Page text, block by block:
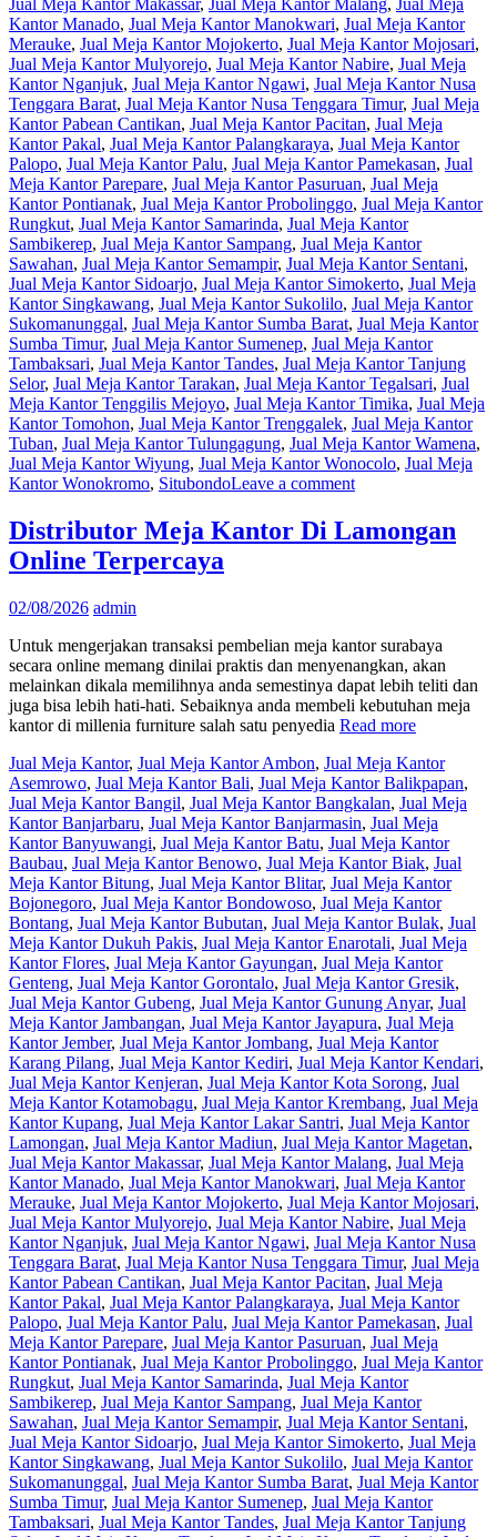
Jual Meja Kantor Makassar, Jual Meja Kantor Malang, Jual Meja
Kantor Manado, Jual Meja Kantor Manokwari, Jual Meja Kantor
Merauke, Jual Meja Kantor Mojokerto, Jual Meja Kantor Mojosari,
Jual Meja Kantor Mulyorejo, Jual Meja Kantor Nabire, Jual Meja
Kantor Nganjuk, Jual Meja Kantor Ngawi, Jual Meja Kantor Nusa
Tenggara Barat, Jual Meja Kantor Nusa Tenggara Timur, Jual Meja
Kantor Pabean Cantikan, Jual Meja Kantor Pacitan, Jual Meja
Kantor Pakal, Jual Meja Kantor Palangkaraya, Jual Meja Kantor
Palopo, Jual Meja Kantor Palu, Jual Meja Kantor Pamekasan, Jual
Meja Kantor Parepare, Jual Meja Kantor Pasuruan, Jual Meja
Kantor Pontianak, Jual Meja Kantor Probolinggo, Jual Meja Kantor
Rungkut, Jual Meja Kantor Samarinda, Jual Meja Kantor
Sambikerep, Jual Meja Kantor Sampang, Jual Meja Kantor
Sawahan, Jual Meja Kantor Semampir, Jual Meja Kantor Sentani,
Jual Meja Kantor Sidoarjo, Jual Meja Kantor Simokerto, Jual Meja
Kantor Singkawang, Jual Meja Kantor Sukolilo, Jual Meja Kantor
Sukomanunggal, Jual Meja Kantor Sumba Barat, Jual Meja Kantor
Sumba Timur, Jual Meja Kantor Sumenep, Jual Meja Kantor
Tambaksari, Jual Meja Kantor Tandes, Jual Meja Kantor Tanjung
Selor, Jual Meja Kantor Tarakan, Jual Meja Kantor Tegalsari, Jual
Meja Kantor Tenggilis Mejoyo, Jual Meja Kantor Timika, Jual Meja
Kantor Tomohon, Jual Meja Kantor Trenggalek, Jual Meja Kantor
Tuban, Jual Meja Kantor Tulungagung, Jual Meja Kantor Wamena,
Jual Meja Kantor Wiyung, Jual Meja Kantor Wonocolo, Jual Meja
Kantor Wonokromo, SitubondoLeave a comment
Distributor Meja Kantor Di Lamongan
Online Terpercaya
02/08/2026 admin
Untuk mengerjakan transaksi pembelian meja kantor surabaya
secara online memang dinilai praktis dan menyenangkan, akan
melainkan dikala memilihnya anda semestinya dapat lebih teliti dan
juga bisa lebih hati-hati. Sebaiknya anda membeli kebutuhan meja
kantor di millenia furniture salah satu penyedia Read more
Jual Meja Kantor, Jual Meja Kantor Ambon, Jual Meja Kantor
Asemrowo, Jual Meja Kantor Bali, Jual Meja Kantor Balikpapan,
Jual Meja Kantor Bangil, Jual Meja Kantor Bangkalan, Jual Meja
Kantor Banjarbaru, Jual Meja Kantor Banjarmasin, Jual Meja
Kantor Banyuwangi, Jual Meja Kantor Batu, Jual Meja Kantor
Baubau, Jual Meja Kantor Benowo, Jual Meja Kantor Biak, Jual
Meja Kantor Bitung, Jual Meja Kantor Blitar, Jual Meja Kantor
Bojonegoro, Jual Meja Kantor Bondowoso, Jual Meja Kantor
Bontang, Jual Meja Kantor Bubutan, Jual Meja Kantor Bulak, Jual
Meja Kantor Dukuh Pakis, Jual Meja Kantor Enarotali, Jual Meja
Kantor Flores, Jual Meja Kantor Gayungan, Jual Meja Kantor
Genteng, Jual Meja Kantor Gorontalo, Jual Meja Kantor Gresik,
Jual Meja Kantor Gubeng, Jual Meja Kantor Gunung Anyar, Jual
Meja Kantor Jambangan, Jual Meja Kantor Jayapura, Jual Meja
Kantor Jember, Jual Meja Kantor Jombang, Jual Meja Kantor
Karang Pilang, Jual Meja Kantor Kediri, Jual Meja Kantor Kendari,
Jual Meja Kantor Kenjeran, Jual Meja Kantor Kota Sorong, Jual
Meja Kantor Kotamobagu, Jual Meja Kantor Krembang, Jual Meja
Kantor Kupang, Jual Meja Kantor Lakar Santri, Jual Meja Kantor
Lamongan, Jual Meja Kantor Madiun, Jual Meja Kantor Magetan,
Jual Meja Kantor Makassar, Jual Meja Kantor Malang, Jual Meja
Kantor Manado, Jual Meja Kantor Manokwari, Jual Meja Kantor
Merauke, Jual Meja Kantor Mojokerto, Jual Meja Kantor Mojosari,
Jual Meja Kantor Mulyorejo, Jual Meja Kantor Nabire, Jual Meja
Kantor Nganjuk, Jual Meja Kantor Ngawi, Jual Meja Kantor Nusa
Tenggara Barat, Jual Meja Kantor Nusa Tenggara Timur, Jual Meja
Kantor Pabean Cantikan, Jual Meja Kantor Pacitan, Jual Meja
Kantor Pakal, Jual Meja Kantor Palangkaraya, Jual Meja Kantor
Palopo, Jual Meja Kantor Palu, Jual Meja Kantor Pamekasan, Jual
Meja Kantor Parepare, Jual Meja Kantor Pasuruan, Jual Meja
Kantor Pontianak, Jual Meja Kantor Probolinggo, Jual Meja Kantor
Rungkut, Jual Meja Kantor Samarinda, Jual Meja Kantor
Sambikerep, Jual Meja Kantor Sampang, Jual Meja Kantor
Sawahan, Jual Meja Kantor Semampir, Jual Meja Kantor Sentani,
Jual Meja Kantor Sidoarjo, Jual Meja Kantor Simokerto, Jual Meja
Kantor Singkawang, Jual Meja Kantor Sukolilo, Jual Meja Kantor
Sukomanunggal, Jual Meja Kantor Sumba Barat, Jual Meja Kantor
Sumba Timur, Jual Meja Kantor Sumenep, Jual Meja Kantor
Tambaksari, Jual Meja Kantor Tandes, Jual Meja Kantor Tanjung